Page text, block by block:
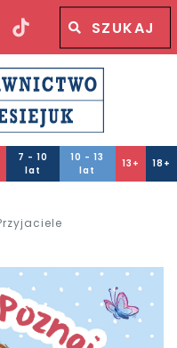
Wyszukiwana fraza
7 - 10
lat
10 - 13
lat
13+ 18+